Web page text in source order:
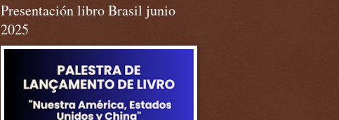
Presentación libro Brasil junio
2025